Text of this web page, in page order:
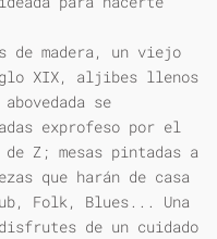
de madera, un viejo
XIX, aljibes llenos
se
exprofeso por el
Z; mesas pintadas a
que harán de casa
Folk, Blues... Una
de un cuidado